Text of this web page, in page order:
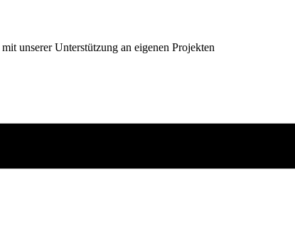
unserer Unterstützung an eigenen Projekten